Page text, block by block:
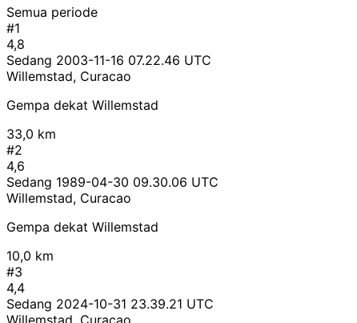
Semua periode
#1
4,8
Sedang 2003-11-16 07.22.46 UTC
Willemstad, Curacao
Gempa dekat Willemstad
33,0 km
#2
4,6
Sedang 1989-04-30 09.30.06 UTC
Willemstad, Curacao
Gempa dekat Willemstad
10,0 km
#3
4,4
Sedang 2024-10-31 23.39.21 UTC
Willemstad, Curacao